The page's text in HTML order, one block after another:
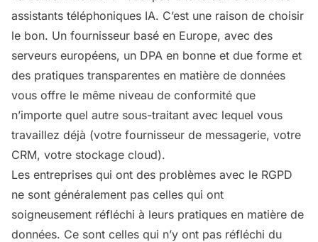
assistants téléphoniques IA. C’est une raison de choisir
le bon. Un fournisseur basé en Europe, avec des
serveurs européens, un DPA en bonne et due forme et
des pratiques transparentes en matière de données
vous offre le même niveau de conformité que
n’importe quel autre sous-traitant avec lequel vous
travaillez déjà (votre fournisseur de messagerie, votre
CRM, votre stockage cloud).
Les entreprises qui ont des problèmes avec le RGPD
ne sont généralement pas celles qui ont
soigneusement réfléchi à leurs pratiques en matière de
données. Ce sont celles qui n’y ont pas réfléchi du